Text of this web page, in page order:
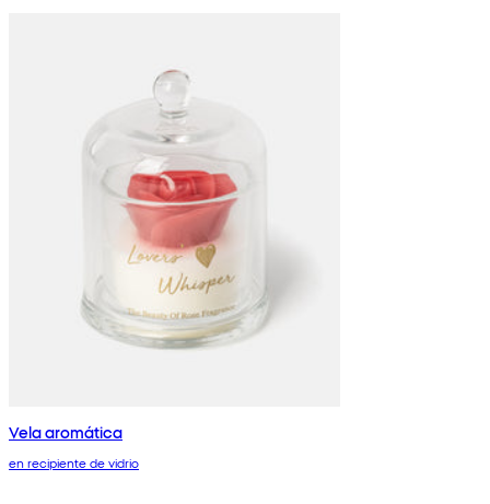
Vela aromática
en recipiente de vidrio